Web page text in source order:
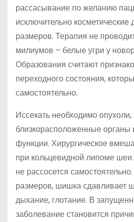
рассасывание по желанию
исключительно
размеров. Терапия не
милиумов – белые угри у
Образования считают
переходного состояния,
самостоятельно.
Иссекать необходимо
близкорасположенные
функции. Хирургическое
при кольцевидной липоме
не рассосется
размеров, шишка сдавливает
дыхание, глотание. В
заболевание становится